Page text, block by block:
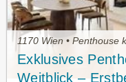
1170 Wien • Penthouse
Exklusives
Weitblick –